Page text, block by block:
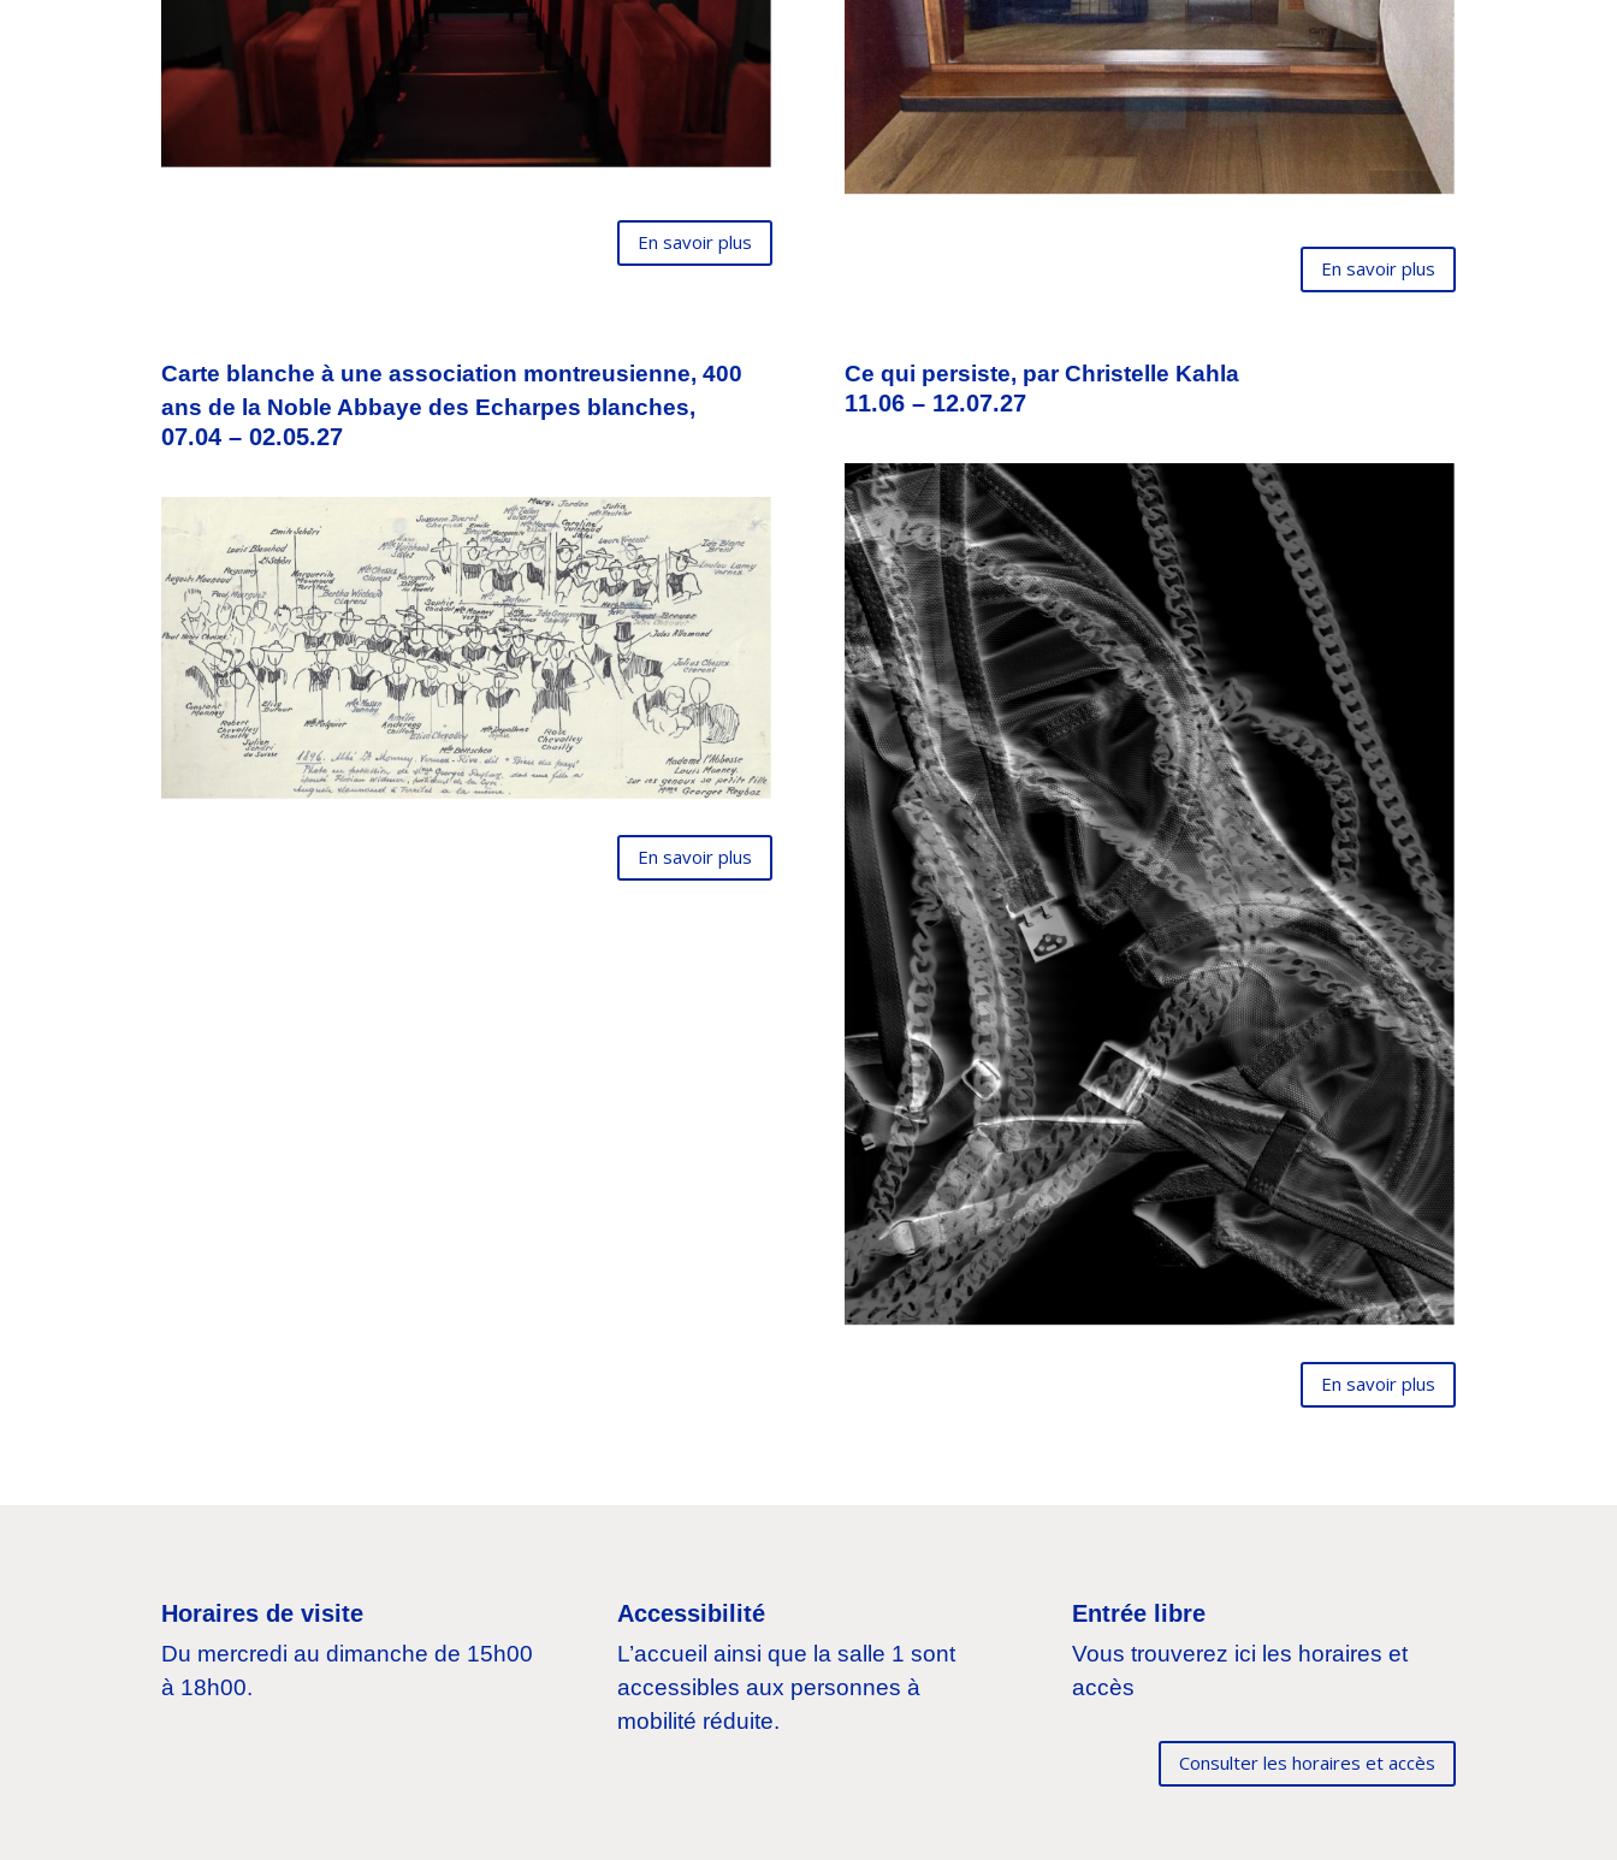
En savoir plus
En savoir plus
Carte blanche à une association montreusienne, 400
ans de la Noble Abbaye des Echarpes blanches,
07.04 – 02.05.27
En savoir plus
Ce qui persiste, par Christelle Kahla
11.06 – 12.07.27
En savoir plus
Horaires de visite
Du mercredi au dimanche de 15h00
à 18h00.
Accessibilité
L’accueil ainsi que la salle 1 sont
accessibles aux personnes à
mobilité réduite.
Entrée libre
Vous trouverez ici les horaires et
accès
Consulter les horaires et accès